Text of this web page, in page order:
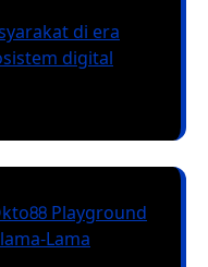
di era
digital
Playground
Lama